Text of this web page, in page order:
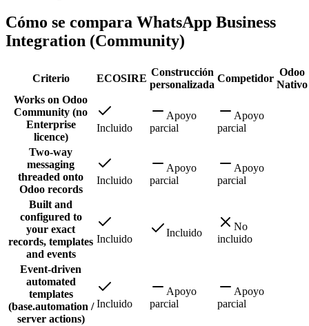
Cómo se compara WhatsApp Business
Integration (Community)
Criterio ECOSIRE
Construcción
personalizada
Competidor
Odoo
Nativo
Works on Odoo
Community (no
Enterprise
licence)
Incluido
Apoyo
parcial
Apoyo
parcial
Two-way
messaging
threaded onto
Odoo records
Incluido
Apoyo
parcial
Apoyo
parcial
Built and
configured to
your exact
records, templates
and events
Incluido
Incluido
No
incluido
Event-driven
automated
templates
(base.automation /
server actions)
Incluido
Apoyo
parcial
Apoyo
parcial